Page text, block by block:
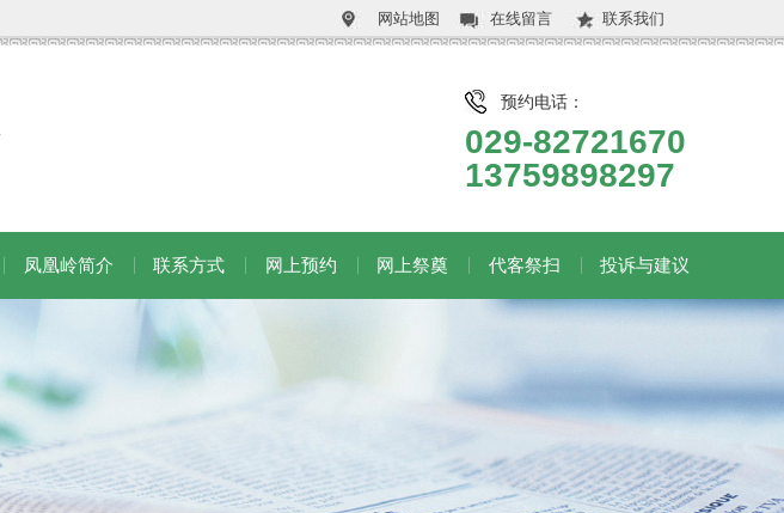
网站地图 在线留言 联系我们
预约电话：
029-82721670
13759898297
凤凰岭简介 联系方式 网上预约 网上祭奠 代客祭扫 投诉与建议